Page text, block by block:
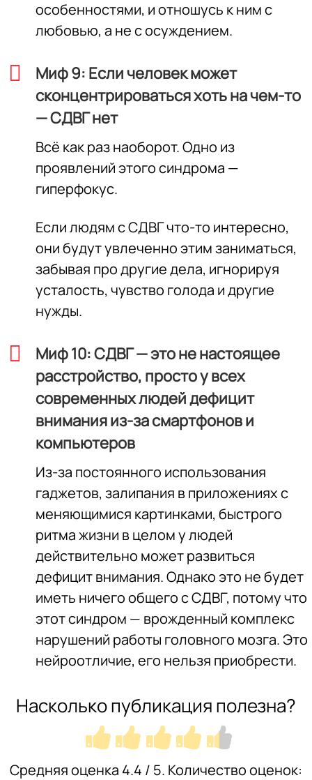
особенностями, и отношусь к ним с
любовью, а не с осуждением.
Миф 9: Если человек может
сконцентрироваться хоть на чем-то
— СДВГ нет
Всё как раз наоборот. Одно из
проявлений этого синдрома —
гиперфокус.
Если людям с СДВГ что-то интересно,
они будут увлеченно этим заниматься,
забывая про другие дела, игнорируя
усталость, чувство голода и другие
нужды.
Миф 10: СДВГ — это не настоящее
расстройство, просто у всех
современных людей дефицит
внимания из-за смартфонов и
компьютеров
Из-за постоянного использования
гаджетов, залипания в приложениях с
меняющимися картинками, быстрого
ритма жизни в целом у людей
действительно может развиться
дефицит внимания. Однако это не будет
иметь ничего общего с СДВГ, потому что
этот синдром — врожденный комплекс
нарушений работы головного мозга. Это
нейроотличие, его нельзя приобрести.
Насколько публикация полезна?
Средняя оценка 4.4 / 5. Количество оценок: